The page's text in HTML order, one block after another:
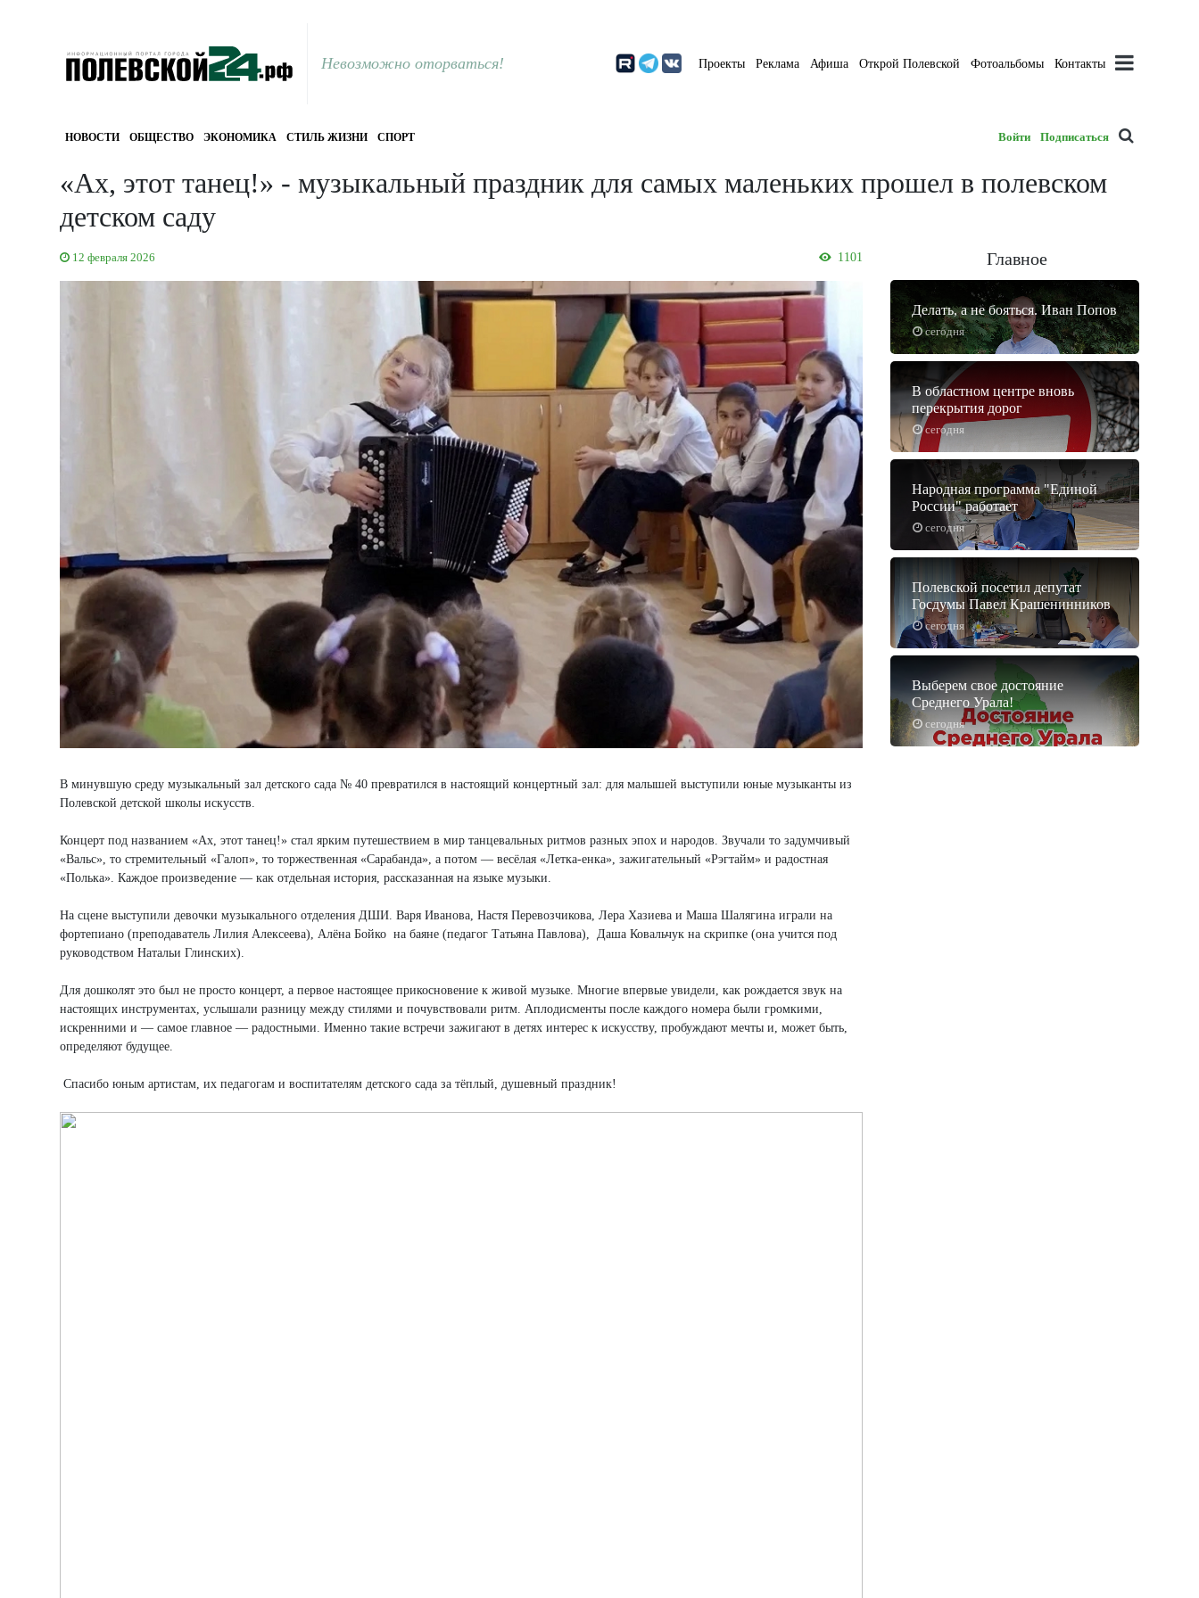
Невозможно оторваться! Проекты Реклама Афиша Открой Полевской Фотоальбомы Контакты
НОВОСТИ ОБЩЕСТВО ЭКОНОМИКА СТИЛЬ ЖИЗНИ СПОРТ Войти Подписаться
«Ах, этот танец!» - музыкальный праздник для самых маленьких прошел в полевском
детском саду
12 февраля 2026 1101
В минувшую среду музыкальный зал детского сада № 40 превратился в настоящий концертный зал: для малышей выступили юные музыканты из
Полевской детской школы искусств.
Концерт под названием «Ах, этот танец!» стал ярким путешествием в мир танцевальных ритмов разных эпох и народов. Звучали то задумчивый
«Вальс», то стремительный «Галоп», то торжественная «Сарабанда», а потом — весёлая «Летка-енка», зажигательный «Рэгтайм» и радостная
«Полька». Каждое произведение — как отдельная история, рассказанная на языке музыки.
На сцене выступили девочки музыкального отделения ДШИ. Варя Иванова, Настя Перевозчикова, Лера Хазиева и Маша Шалягина играли на
фортепиано (преподаватель Лилия Алексеева), Алёна Бойко на баяне (педагог Татьяна Павлова), Даша Ковальчук на скрипке (она учится под
руководством Натальи Глинских).
Для дошколят это был не просто концерт, а первое настоящее прикосновение к живой музыке. Многие впервые увидели, как рождается звук на
настоящих инструментах, услышали разницу между стилями и почувствовали ритм. Аплодисменты после каждого номера были громкими,
искренними и — самое главное — радостными. Именно такие встречи зажигают в детях интерес к искусству, пробуждают мечты и, может быть,
определяют будущее.
Спасибо юным артистам, их педагогам и воспитателям детского сада за тёплый, душевный праздник!
Главное
сегодня
Делать, а не бояться. Иван Попов
сегодня
В областном центре вновь
перекрытия дорог
сегодня
Народная программа "Единой
России" работает
сегодня
Полевской посетил депутат
Госдумы Павел Крашенинников
сегодня
Выберем свое достояние
Среднего Урала!